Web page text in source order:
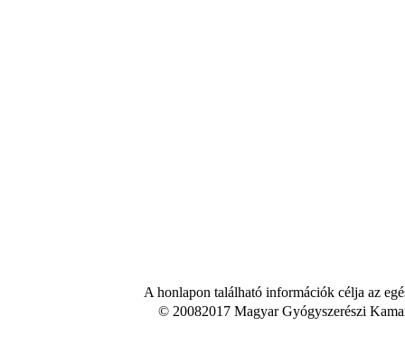
A honlapon található információk célja az
© 20082017 Magyar Gyógyszerészi